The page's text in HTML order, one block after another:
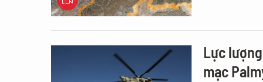
Lực
mạc